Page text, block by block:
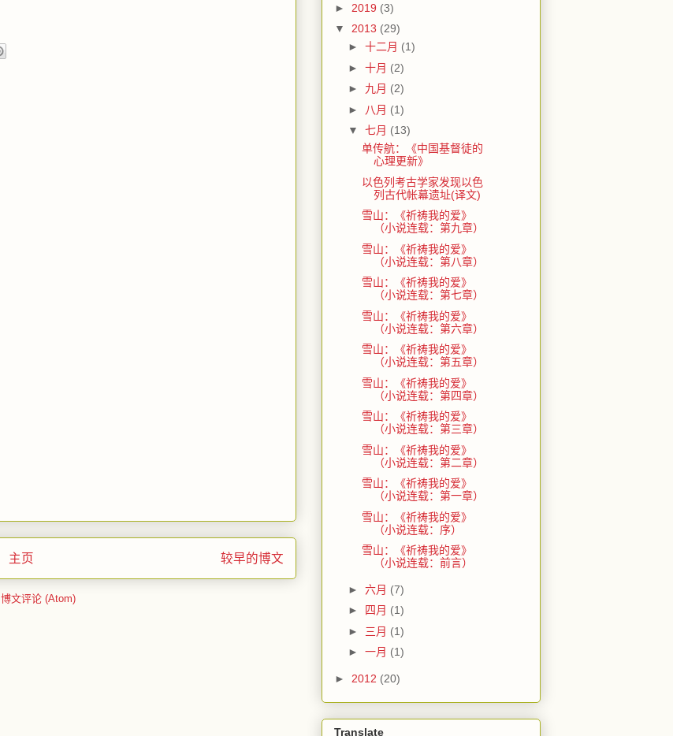
较早的博文
主页
博文评论 (Atom)
► 2019 (3)
▼ 2013 (29)
► 十二月 (1)
► 十月 (2)
► 九月 (2)
►
八月 (1)
▼ 七月 (13)
单传航：《中国基督徒的
心理更新》
以色列考古学家发现以色
列古代帐幕遗址(译文)
雪山：《祈祷我的爱》
（小说连载：第九章）
雪山：《祈祷我的爱》
（小说连载：第八章）
雪山：《祈祷我的爱》
（小说连载：第七章）
雪山：《祈祷我的爱》
（小说连载：第六章）
雪山：《祈祷我的爱》
（小说连载：第五章）
雪山：《祈祷我的爱》
（小说连载：第四章）
雪山：《祈祷我的爱》
（小说连载：第三章）
雪山：《祈祷我的爱》
（小说连载：第二章）
雪山：《祈祷我的爱》
（小说连载：第一章）
雪山：《祈祷我的爱》
（小说连载：序）
雪山：《祈祷我的爱》
（小说连载：前言）
► 六月 (7)
►
四月 (1)
► 三月 (1)
► 一月 (1)
► 2012 (20)
Translate